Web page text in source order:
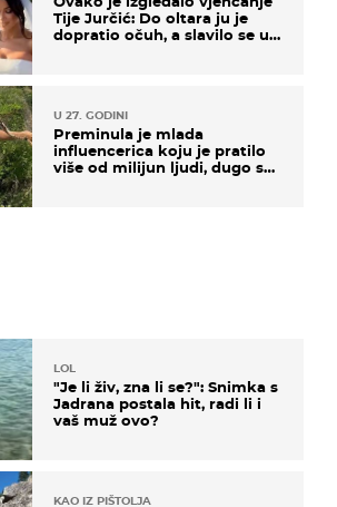
Tije Jurčić: Do oltara ju je
dopratio očuh, a slavilo se uz
U 27. GODINI
Preminula je mlada
influencerica koju je pratilo
više od milijun ljudi, dugo se
LOL
"Je li živ, zna li se?": Snimka s
Jadrana postala hit, radi li i
vaš muž ovo?
KAO IZ PIŠTOLJA